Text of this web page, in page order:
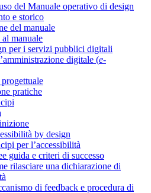
del Manuale operativo di design
e storico
del manuale
manuale
per i servizi pubblici digitali
digitale (e-
pratiche
by design
per l’accessibilità
guida e criteri di successo
rilasciare una dichiarazione di
di feedback e procedura di